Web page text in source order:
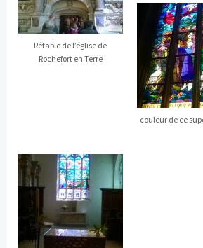
Rétable de l’église de
Rochefort en Terre
couleur de ce